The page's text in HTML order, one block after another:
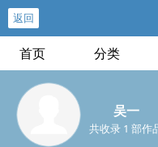
返回
首页 分类
吴一
共收录 1 部作